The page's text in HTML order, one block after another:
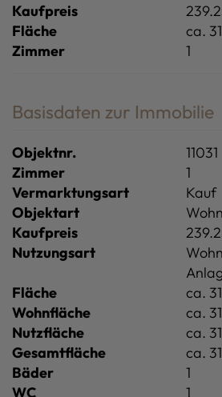
Kaufpreis
Fläche
ca.
Zimmer 1
Basisdaten zur Immobilie
Objektnr.
11031
Zimmer
1
Vermarktungsart
Kauf
Objektart
Kaufpreis
Nutzungsart
Fläche
ca.
Wohnfläche ca.
Nutzfläche ca.
Gesamtfläche ca.
Bäder
1
WC
1